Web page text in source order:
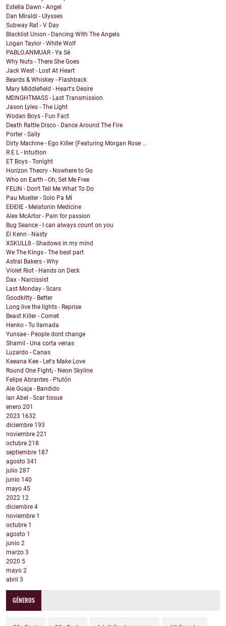
Estella Dawn - Angel
Dan Miraldi - Ulysses
Subway Rat - V Day
Blacklist Union - Dancing With The Angels
Logan Taylor - White Wolf
PABLO.ANMUAR - Ya Sé
Why Nuts - There She Goes
Jack West - Lost At Heart
Beards & Whiskey - Flashback
Mary Middlefield - Heart's Desire
MDNGHTMASS - Last Transmission
Jason Lyles - The Light
Wodan Boys - Fun Fact
Death Rattle Disco - Dance Around The Fire
Porter - Sally
Dirty Machine - Ego Killer (Featuring Morgan Rose ...
R E L - Intuition
ET Boys - Tonight
Horizon Theory - Nowhere to Go
Who on Earth - Oh, Set Me Free
FELIN - Don't Tell Me What To Do
Pau Mueller - Solo Pa Mí
EĐĐIE - Melatonin Medicine
Alex McArtor - Pain for passion
Bug Seance - I can always count on you
El Kenn - Nasty
XSKULL8 - Shadows in my mind
We The Kings - The best part
Astral Bakers - Why
Violet Riot - Hands on Deck
Dax - Narcissist
Last Monday - Scars
Goodkitty - Better
Long live the lights - Reprise
Beast Killer - Comet
Henko - Tu llamada
Yunsae - People dont change
Shamil - Una corta venas
Luzardo - Canas
Keeana Kee - Let's Make Love
Round One Fight¡ - Neon Skyline
Felipe Abrantes - Plutón
Ale Guaja - Bandido
Ian Abel - Scar tissue
enero 201
2023 1632
diciembre 193
noviembre 221
octubre 218
septiembre 187
agosto 341
julio 287
junio 140
mayo 45
2022 12
diciembre 4
noviembre 1
octubre 1
agosto 1
junio 2
marzo 3
2020 5
mayo 2
abril 3
GÉNEROS